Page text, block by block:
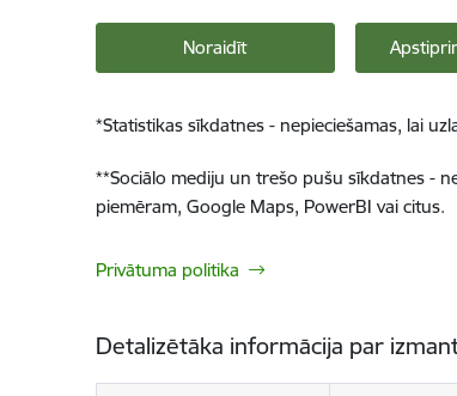
Noraidīt
*Statistikas sīkdatnes - nepieciešamas, lai
**Sociālo mediju un trešo pušu sīkdatnes -
piemēram, Google Maps, PowerBI vai citus.
Privātuma politika
Detalizētāka informācija par